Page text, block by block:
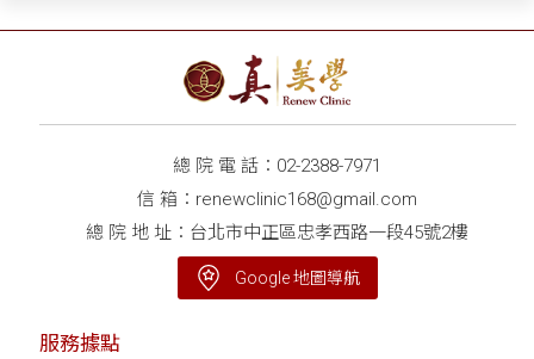
總 院 電 話： 02-2388-7971
信 箱： renewclinic168@gmail.com
總 院 地 址：台北市中正區忠孝西路一段45號2樓
Google 地圖導航
服務據點